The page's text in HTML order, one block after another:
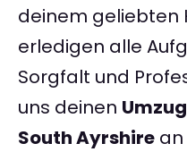
deinem geliebten
erledigen alle
Sorgfalt und
uns deinen
South Ayrshire